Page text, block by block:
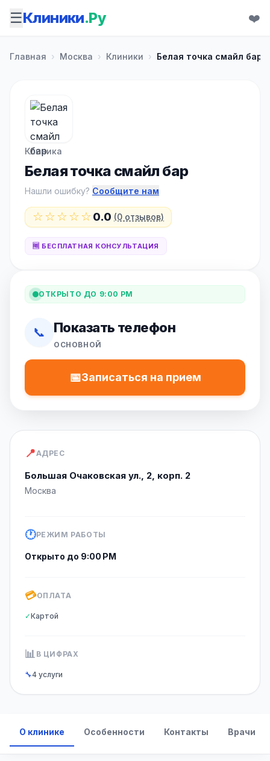
☰Клиники.Ру ❤️
Главная › Москва › Клиники › Белая точка смайл бар
Клиника
Белая точка смайл бар
Нашли ошибку? Сообщите нам
☆☆☆☆☆0.0 (0 отзывов)
🆓 БЕСПЛАТНАЯ КОНСУЛЬТАЦИЯ
ОТКРЫТО ДО 9:00 PM
📞 Показать телефон
ОСНОВНОЙ
📅Записаться на прием
📍АДРЕС
Большая Очаковская ул., 2, корп. 2
Москва
🕐РЕЖИМ РАБОТЫ
Открыто до 9:00 PM
💳ОПЛАТА
✓Картой
📊 В ЦИФРАХ
🔧4 услуги
О клинике Особенности Контакты Врачи